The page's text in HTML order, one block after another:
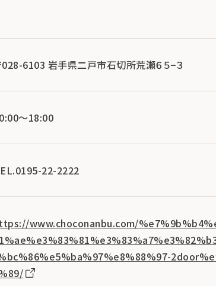
028-6103 岩手県二戸市石切所荒瀬６５−３
～18:00
22-2222
www.choconanbu.com/